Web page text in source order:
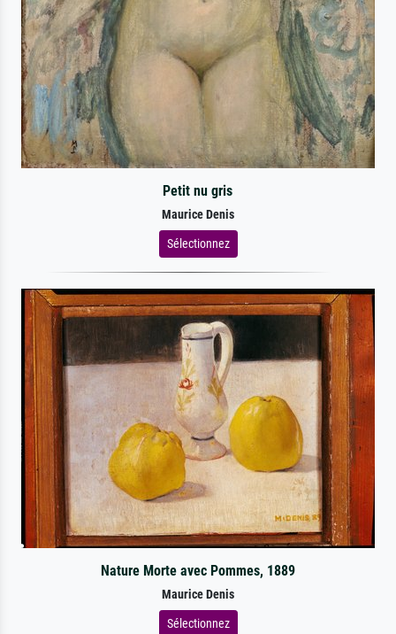
Petit nu gris
Maurice Denis
Sélectionnez
Nature Morte avec Pommes, 1889
Maurice Denis
Sélectionnez